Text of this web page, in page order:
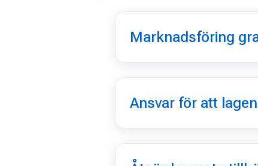
Marknadsföring
Ansvar för att